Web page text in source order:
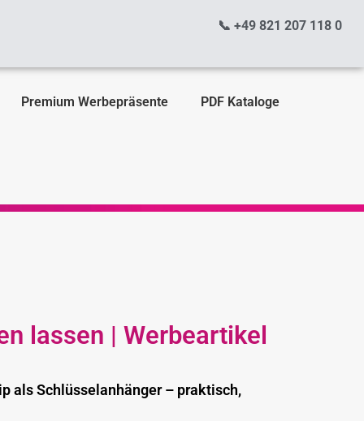
📞 +49 821 207 118 0
Premium Werbepräsente PDF Kataloge
lassen | Werbeartikel
als Schlüsselanhänger – praktisch,